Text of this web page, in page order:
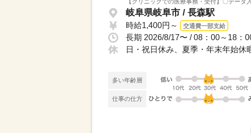
【クリニックでの医療事務・受付】〇デー
岐阜県岐阜市 / 長森駅
時給1,400円～ 交通費一部支給
日・祝日休み、夏季・年末年始
多い年齢層
仕事の仕方